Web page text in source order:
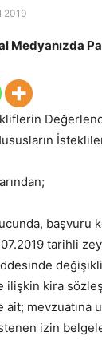
2019
Medyanızda
başvuru
tarihli
ilişkin kira
mevzuatına
izin